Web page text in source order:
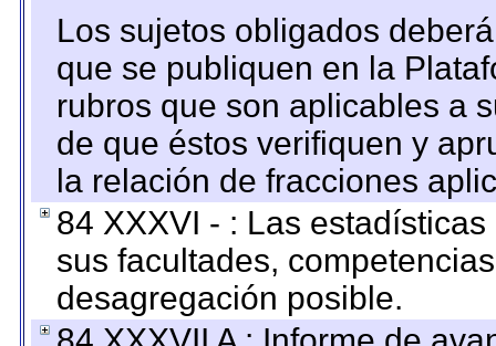
Los sujetos obligados
que se publiquen en la
rubros que son aplicables a
de que éstos verifiquen y
la relación de fracciones
84 XXXVI - : Las
sus facultades,
desagregación posible.